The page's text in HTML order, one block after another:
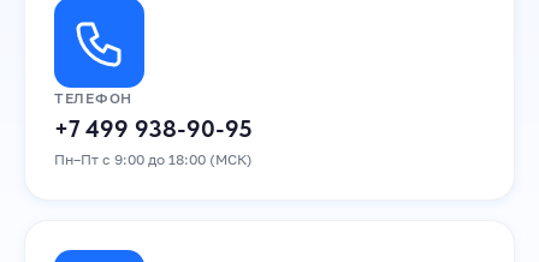
ТЕЛЕФОН
+7 499 938-90-95
Пн–Пт с 9:00 до 18:00 (МСК)